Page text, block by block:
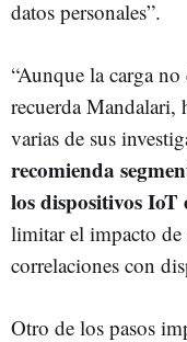
datos personales”.
“Aunque la carga
recuerda Mandalari,
varias de sus
recomienda
los dispositivos
limitar el impacto
correlaciones con
Otro de los pasos